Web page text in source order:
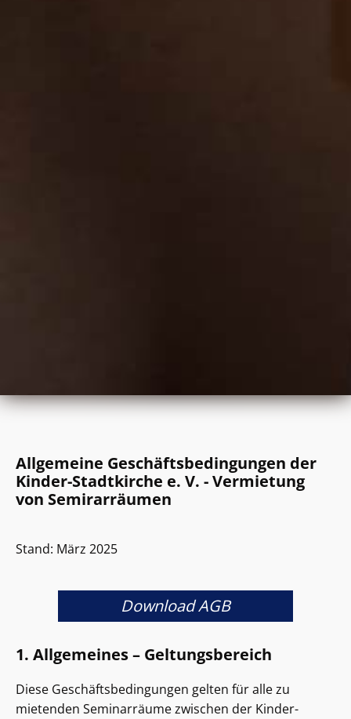
Allgemeine Geschäftsbedingungen der
Kinder-Stadtkirche e. V. - Vermietung
von Semirarräumen
Stand: März 2025
Download AGB
1. Allgemeines – Geltungsbereich
Diese Geschäftsbedingungen gelten für alle zu
mietenden Seminarräume zwischen der Kinder-